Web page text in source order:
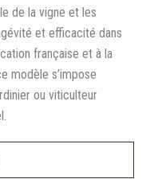
de la vigne et les
et efficacité dans
française et à la
modèle s’impose
ou viticulteur